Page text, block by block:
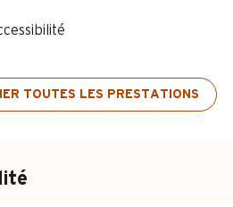
TOUTES LES PRESTATIONS